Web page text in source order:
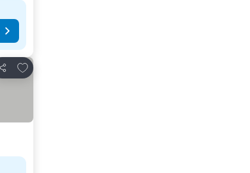
Κοινοποίηση
Προσθήκη στα αγαπημένα